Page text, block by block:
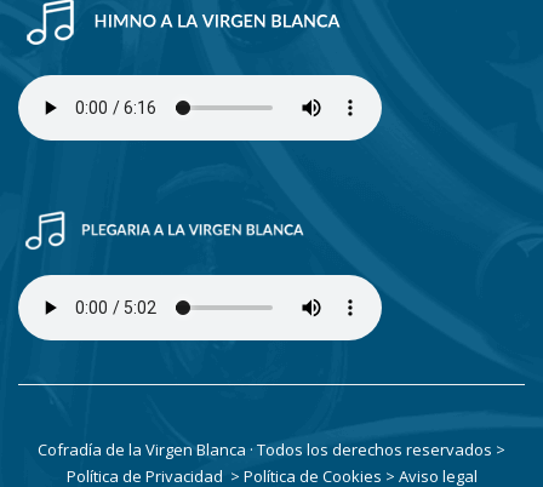
Cofradía de la Virgen Blanca · Todos los derechos reservados >
Política de Privacidad > Política de Cookies > Aviso legal